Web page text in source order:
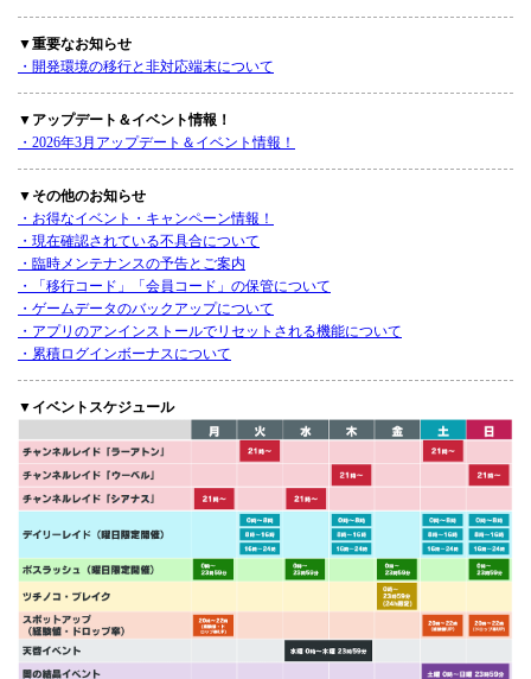
▼重要なお知らせ
・開発環境の移行と非対応端末について
▼アップデート＆イベント情報！
・2026年3月アップデート＆イベント情報！
▼その他のお知らせ
・お得なイベント・キャンペーン情報！
・現在確認されている不具合について
・臨時メンテナンスの予告とご案内
・「移行コード」「会員コード」の保管について
・ゲームデータのバックアップについて
・アプリのアンインストールでリセットされる機能について
・累積ログインボーナスについて
▼イベントスケジュール